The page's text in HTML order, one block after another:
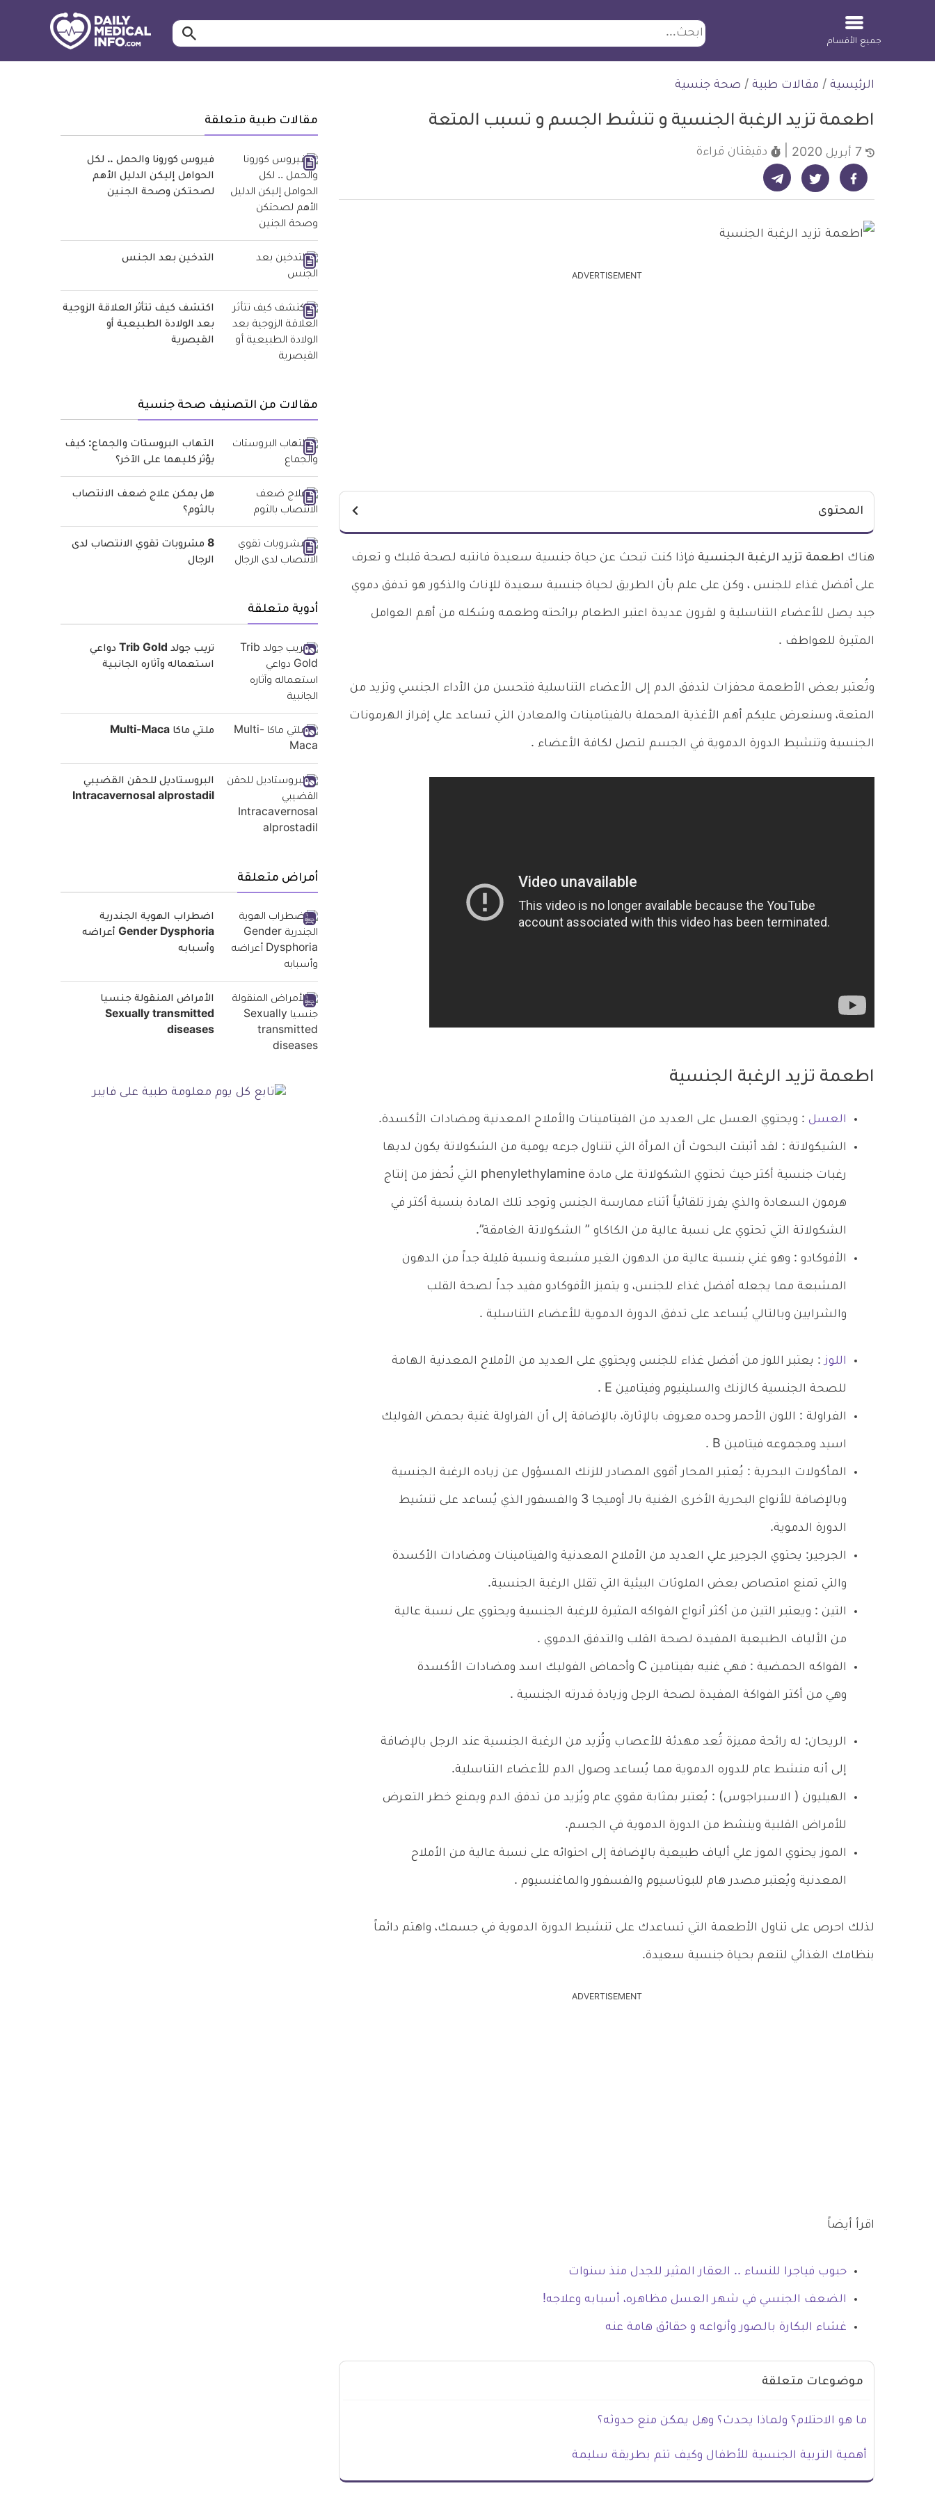
ابحث ابحث…
جميع الأقسام
الرئيسية / مقالات طبية / صحة جنسية
اطعمة تزيد الرغبة الجنسية و تنشط الجسم و تسبب المتعة
دقيقتان قراءة
شارك على فيسبوك - ديلي ميديكال انفو شارك على تويتر - ديلي ميديكال انفو شارك على تيليجرام - ديلي ميديكال انفو
ADVERTISEMENT
المحتوى
هناك اطعمة تزيد الرغبة الجنسية فإذا كنت تبحث عن حياة جنسية سعيدة فانتبه لصحة قلبك و تعرف
على أفضل غذاء للجنس ، وكن على علم بأن الطريق لحياة جنسية سعيدة للإناث والذكور هو تدفق دموي
جيد يصل للأعضاء التناسلية و لقرون عديدة اعتبر الطعام برائحته وطعمه وشكله من أهم العوامل
المثيرة للعواطف .
وتُعتبر بعض الأطعمة محفزات لتدفق الدم إلى الأعضاء التناسلية فتحسن من الأداء الجنسي وتزيد من
المتعة، وسنعرض عليكم أهم الأغذية المحملة بالفيتامينات والمعادن التي تساعد علي إفراز الهرمونات
الجنسية وتنشيط الدورة الدموية في الجسم لتصل لكافة الأعضاء .
اطعمة تزيد الرغبة الجنسية
العسل : ويحتوي العسل على العديد من الفيتامينات والأملاح المعدنية ومضادات الأكسدة.
الشيكولاتة : لقد أثبتت البحوث أن المرأة التي تتناول جرعه يومية من الشكولاتة يكون لديها
رغبات جنسية أكثر حيث تحتوي الشكولاتة على مادة phenylethylamine التي تُحفز من إنتاج
هرمون السعادة والذي يفرز تلقائياً أثناء ممارسة الجنس وتوجد تلك المادة بنسبة أكثر في
الشكولاتة التي تحتوي على نسبة عالية من الكاكاو ” الشكولاتة الغامقة”.
الأفوكادو : وهو غني بنسبة عالية من الدهون الغير مشبعة ونسبة قليلة جداً من الدهون
المشبعة مما يجعله أفضل غذاء للجنس، و يتميز الأفوكادو مفيد جداً لصحة القلب
والشرايين وبالتالي يُساعد على تدفق الدورة الدموية للأعضاء التناسلية .
اللوز: يعتبر اللوز من أفضل غذاء للجنس ويحتوي على العديد من الأملاح المعدنية الهامة
للصحة الجنسية كالزنك والسلينيوم وفيتامين E .
الفراولة : اللون الأحمر وحده معروف بالإثارة، بالإضافة إلى أن الفراولة غنية بحمض الفوليك
اسيد ومجموعه فيتامين B .
المأكولات البحرية : يُعتبر المحار أقوى المصادر للزنك المسؤول عن زياده الرغبة الجنسية
وبالإضافة للأنواع البحرية الأخرى الغنية بالـ أوميجا 3 والفسفور الذي يُساعد على تنشيط
الدورة الدموية.
الجرجير: يحتوي الجرجير علي العديد من الأملاح المعدنية والفيتامينات ومضادات الأكسدة
والتي تمنع امتصاص بعض الملوثات البيئية التي تقلل الرغبة الجنسية.
التين : ويعتبر التين من أكثر أنواع الفواكه المثيرة للرغبة الجنسية ويحتوي على نسبة عالية
من الألياف الطبيعية المفيدة لصحة القلب والتدفق الدموي .
الفواكه الحمضية : فهي غنيه بفيتامين C وأحماض الفوليك اسد ومضادات الأكسدة
وهي من أكثر الفواكة المفيدة لصحة الرجل وزيادة قدرته الجنسية .
الريحان: له رائحة مميزة تُعد مهدئة للأعصاب وتُزيد من الرغبة الجنسية عند الرجل بالإضافة
إلى أنه منشط عام للدوره الدموية مما يُساعد وصول الدم للأعضاء التناسلية.
الهيليون ( الاسبراجوس) : يُعتبر بمثابة مقوي عام ويُزيد من تدفق الدم ويمنع خطر التعرض
للأمراض القلبية وينشط من الدورة الدموية في الجسم.
الموز يحتوي الموز علي ألياف طبيعية بالإضافة إلى احتوائه على نسبة عالية من الأملاح
المعدنية ويُعتبر مصدر هام للبوتاسيوم والفسفور والماغنسيوم .
لذلك احرص على تناول الأطعمة التي تساعدك على تنشيط الدورة الدموية في جسمك، واهتم دائماً
بنظامك الغذائي لتنعم بحياة جنسية سعيدة.
ADVERTISEMENT
اقرأ أيضاً
حبوب فياجرا للنساء .. العقار المثير للجدل منذ سنوات
الضعف الجنسي في شهر العسل مظاهره، أسبابه وعلاجه!
غشاء البكارة بالصور وأنواعه و حقائق هامة عنه
موضوعات متعلقة
ما هو الاحتلام؟ ولماذا يحدث؟ وهل يمكن منع حدوثه؟
أهمية التربية الجنسية للأطفال وكيف تتم بطريقة سليمة
مقالات طبية متعلقة
فيروس كورونا والحمل .. لكل
الحوامل إليكن الدليل الأهم
لصحتكن وصحة الجنين
التدخين بعد الجنس
اكتشف كيف تتأثر العلاقة الزوجية
بعد الولادة الطبيعية أو
القيصرية
مقالات من التصنيف صحة جنسية
التهاب البروستات والجماع: كيف
يؤثر كليهما على الآخر؟
هل يمكن علاج ضعف الانتصاب
بالثوم؟
8 مشروبات تقوي الانتصاب لدى
الرجال
أدوية متعلقة
تريب جولد Trib Gold دواعي
استعماله وآثاره الجانبية
ملتي ماكا Multi-Maca
البروستاديل للحقن القضيبي
Intracavernosal alprostadil
أمراض متعلقة
اضطراب الهوية الجندرية
Gender Dysphoria أعراضه
وأسبابه
الأمراض المنقولة جنسيا
Sexually transmitted
diseases